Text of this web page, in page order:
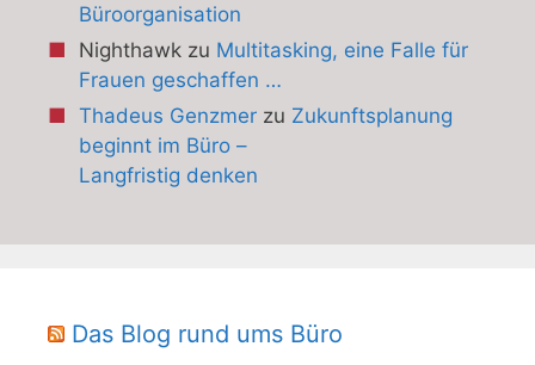
Büroorganisation
Nighthawkzu Multitasking, eine Falle für
Frauen geschaffen …
Thadeus Genzmerzu Zukunftsplanung
beginnt im Büro –
Langfristig denken
Das Blog rund ums Büro